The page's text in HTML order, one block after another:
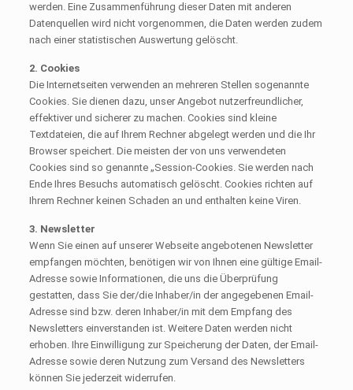
werden. Eine Zusammenführung dieser Daten mit anderen
Datenquellen wird nicht vorgenommen, die Daten werden zudem
nach einer statistischen Auswertung gelöscht.
2. Cookies
Die Internetseiten verwenden an mehreren Stellen sogenannte
Cookies. Sie dienen dazu, unser Angebot nutzerfreundlicher,
effektiver und sicherer zu machen. Cookies sind kleine
Textdateien, die auf Ihrem Rechner abgelegt werden und die Ihr
Browser speichert. Die meisten der von uns verwendeten
Cookies sind so genannte „Session-Cookies. Sie werden nach
Ende Ihres Besuchs automatisch gelöscht. Cookies richten auf
Ihrem Rechner keinen Schaden an und enthalten keine Viren.
3. Newsletter
Wenn Sie einen auf unserer Webseite angebotenen Newsletter
empfangen möchten, benötigen wir von Ihnen eine gültige Email-
Adresse sowie Informationen, die uns die Überprüfung
gestatten, dass Sie der/die Inhaber/in der angegebenen Email-
Adresse sind bzw. deren Inhaber/in mit dem Empfang des
Newsletters einverstanden ist. Weitere Daten werden nicht
erhoben. Ihre Einwilligung zur Speicherung der Daten, der Email-
Adresse sowie deren Nutzung zum Versand des Newsletters
können Sie jederzeit widerrufen.